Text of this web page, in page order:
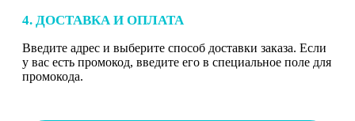
4. ДОСТАВКА И ОПЛАТА
Введите адрес и выберите способ доставки заказа. Если
у вас есть промокод, введите его в специальное поле для
промокода.